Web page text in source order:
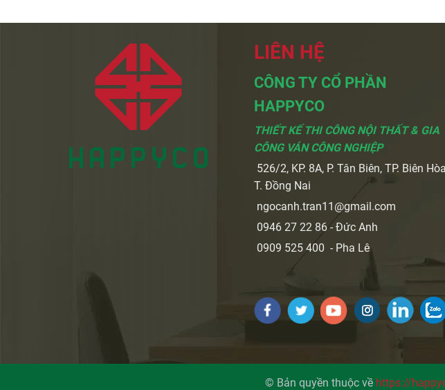
LIÊN HỆ
CÔNG TY CỔ PHẦN
HAPPYCO
THIẾT KẾ THI CÔNG NỘI THẤT & GIA
CÔNG VÁN CÔNG NGHIỆP
526/2, KP. 8A, P. Tân Biên, TP. Biên
T. Đồng Nai
ngocanh.tran11@gmail.com
0946 27 22 86 - Đức Anh
0909 525 400 - Pha Lê
© Bản quyền thuộc về https://